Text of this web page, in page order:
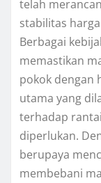
telah
stabilitas
Berbagai
memastikan
pokok dengan
utama yang
terhadap
diperlukan.
berupaya
membebani